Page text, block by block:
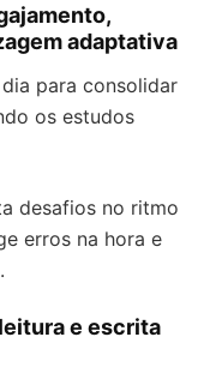
adaptativa
para consolidar
os estudos
desafios no ritmo
erros na hora e
e escrita